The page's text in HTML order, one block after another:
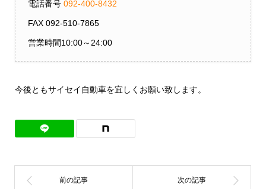
電話番号 092-400-8432
FAX 092-510-7865
営業時間10:00～24:00
今後ともサイセイ自動車を宜しくお願い致します。